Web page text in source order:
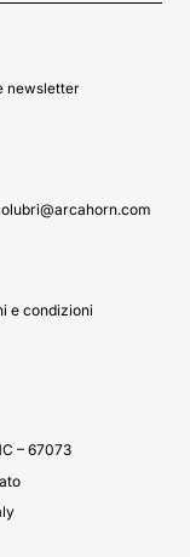
– 67073
e condizioni
newsletter